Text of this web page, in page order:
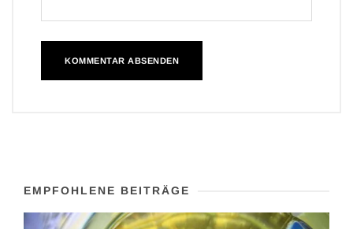
EMPFOHLENE BEITRÄGE